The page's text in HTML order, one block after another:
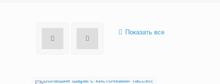
Показать все